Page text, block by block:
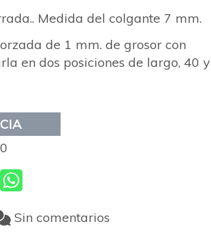
Medida del colgante 7 mm.
de 1 mm. de grosor con
en dos posiciones de largo, 40 y
Sin comentarios